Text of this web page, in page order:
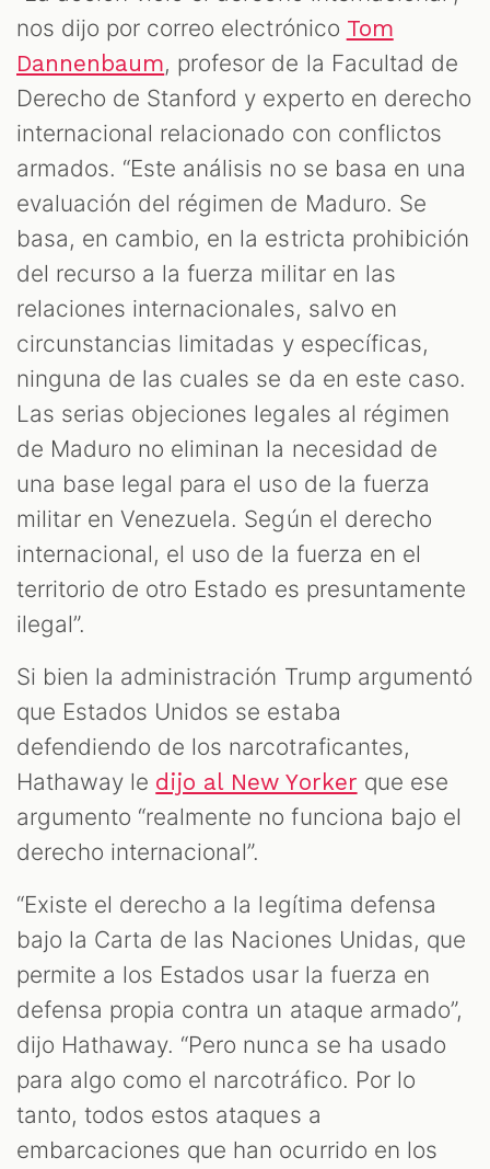
nos dijo por correo electrónico Tom
Dannenbaum, profesor de la Facultad de
Derecho de Stanford y experto en derecho
internacional relacionado con conflictos
armados. “Este análisis no se basa en una
evaluación del régimen de Maduro. Se
basa, en cambio, en la estricta prohibición
del recurso a la fuerza militar en las
relaciones internacionales, salvo en
circunstancias limitadas y específicas,
ninguna de las cuales se da en este caso.
Las serias objeciones legales al régimen
de Maduro no eliminan la necesidad de
una base legal para el uso de la fuerza
militar en Venezuela. Según el derecho
internacional, el uso de la fuerza en el
territorio de otro Estado es presuntamente
ilegal”.
Si bien la administración Trump argumentó
que Estados Unidos se estaba
defendiendo de los narcotraficantes,
Hathaway le dijo al New Yorker que ese
argumento “realmente no funciona bajo el
derecho internacional”.
“Existe el derecho a la legítima defensa
bajo la Carta de las Naciones Unidas, que
permite a los Estados usar la fuerza en
defensa propia contra un ataque armado”,
dijo Hathaway. “Pero nunca se ha usado
para algo como el narcotráfico. Por lo
tanto, todos estos ataques a
embarcaciones que han ocurrido en los